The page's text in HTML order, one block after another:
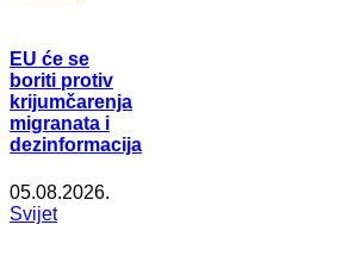
EU će se
boriti protiv
krijumčarenja
migranata i
dezinformacija
05.08.2026.
Svijet